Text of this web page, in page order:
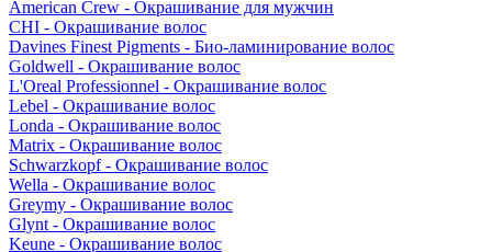
American Crew - Окрашивание для мужчин
CHI - Окрашивание волос
Davines Finest Pigments - Био-ламинирование волос
Goldwell - Окрашивание волос
L'Oreal Professionnel - Окрашивание волос
Lebel - Окрашивание волос
Londa - Окрашивание волос
Matrix - Окрашивание волос
Schwarzkopf - Окрашивание волос
Wella - Окрашивание волос
Greymy - Окрашивание волос
Glynt - Окрашивание волос
Keune - Окрашивание волос